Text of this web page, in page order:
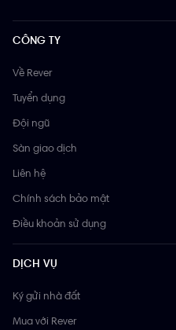
CÔNG TY
Về Rever
Tuyển dụng
Đội ngũ
Sàn giao dịch
Liên hệ
Chính sách bảo mật
Điều khoản sử dụng
DỊCH VỤ
Ký gửi nhà đất
Mua với Rever